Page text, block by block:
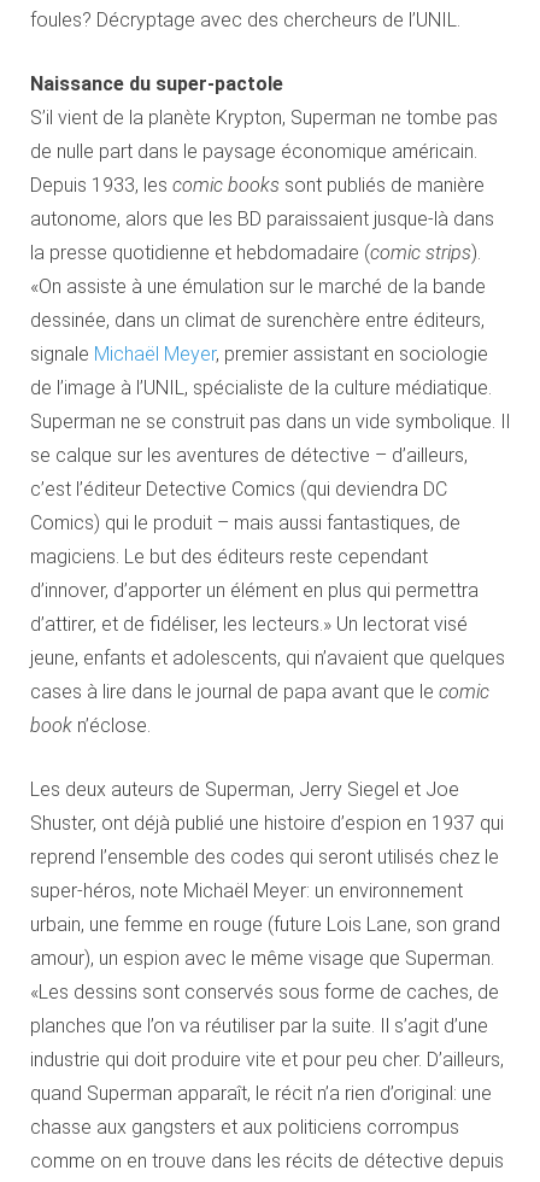
foules? Décryptage avec des chercheurs de l’UNIL.
Naissance du super-pactole
S’il vient de la planète Krypton, Superman ne tombe pas
de nulle part dans le paysage économique américain.
Depuis 1933, les comic books sont publiés de manière
autonome, alors que les BD paraissaient jusque-là dans
la presse quotidienne et hebdomadaire (comic strips).
«On assiste à une émulation sur le marché de la bande
dessinée, dans un climat de surenchère entre éditeurs,
signale Michaël Meyer, premier assistant en sociologie
de l’image à l’UNIL, spécialiste de la culture médiatique.
Superman ne se construit pas dans un vide symbolique. Il
se calque sur les aventures de détective – d’ailleurs,
c’est l’éditeur Detective Comics (qui deviendra DC
Comics) qui le produit – mais aussi fantastiques, de
magiciens. Le but des éditeurs reste cependant
d’innover, d’apporter un élément en plus qui permettra
d’attirer, et de fidéliser, les lecteurs.» Un lectorat visé
jeune, enfants et adolescents, qui n’avaient que quelques
cases à lire dans le journal de papa avant que le comic
book n’éclose.
Les deux auteurs de Superman, Jerry Siegel et Joe
Shuster, ont déjà publié une histoire d’espion en 1937 qui
reprend l’ensemble des codes qui seront utilisés chez le
super-héros, note Michaël Meyer: un environnement
urbain, une femme en rouge (future Lois Lane, son grand
amour), un espion avec le même visage que Superman.
«Les dessins sont conservés sous forme de caches, de
planches que l’on va réutiliser par la suite. Il s’agit d’une
industrie qui doit produire vite et pour peu cher. D’ailleurs,
quand Superman apparaît, le récit n’a rien d’original: une
chasse aux gangsters et aux politiciens corrompus
comme on en trouve dans les récits de détective depuis